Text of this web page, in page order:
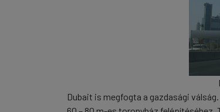
Dubait is megfogta a gazdasági